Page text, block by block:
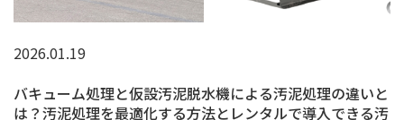
2026.01.19
バキューム処理と仮設汚泥脱水機による汚泥処理の違いと
は？汚泥処理を最適化する方法とレンタルで導入できる汚